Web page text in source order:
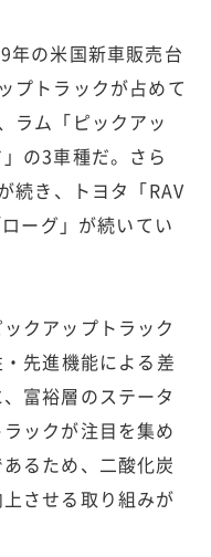
の米国新車販売台
プトラックが占めて
ラム「ピックアッ
の3車種だ。さら
続き、トヨタ「RAV
ーグ」が続いてい
クアップトラック
先進機能による差
富裕層のステータ
ックが注目を集め
るため、二酸化炭
させる取り組みが